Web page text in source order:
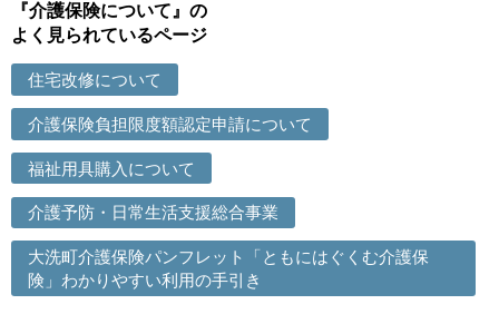
『介護保険について』の
よく見られているページ
住宅改修について
介護保険負担限度額認定申請について
福祉用具購入について
介護予防・日常生活支援総合事業
大洗町介護保険パンフレット「ともにはぐくむ介護保
険」わかりやすい利用の手引き